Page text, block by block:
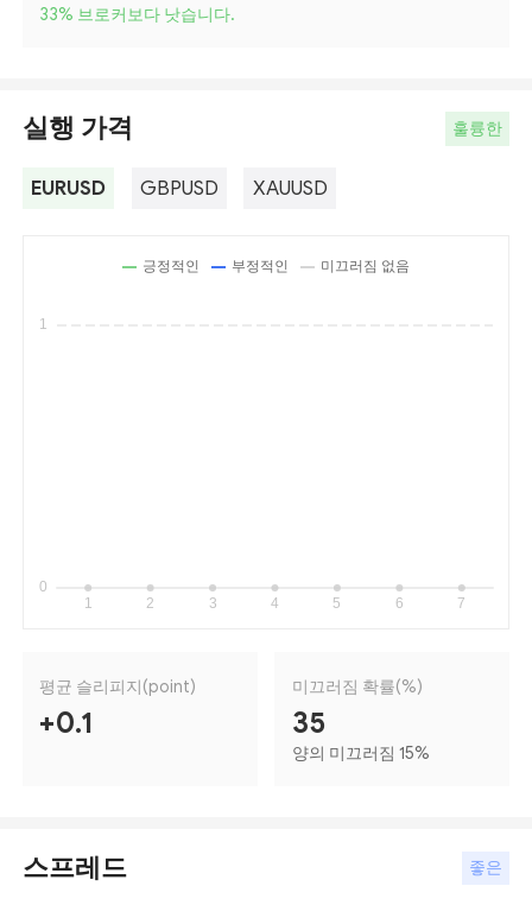
33% 브로커보다 낫습니다.
실행 가격 훌륭한
EURUSD GBPUSD XAUUSD
평균 슬리피지(point)
+0.1
미끄러짐 확률(%)
35
양의 미끄러짐 15%
스프레드 좋은